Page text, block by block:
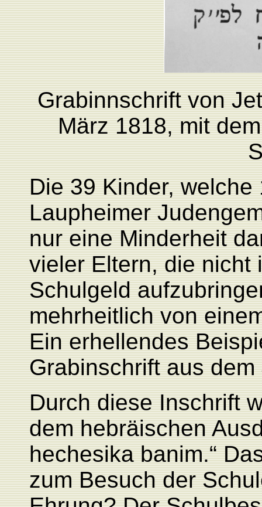
Grabinnschrift von
März 1818,mit
Die 39 Kinder,
Laupheimer
nur eine Minderheit
vieler Eltern, die nicht
Schulgeld
mehrheitlich von
Ein erhellendes
Grabinschrift aus
Durch diese Inschrift
dem hebräischen
hechesika banim.“
zum Besuch der